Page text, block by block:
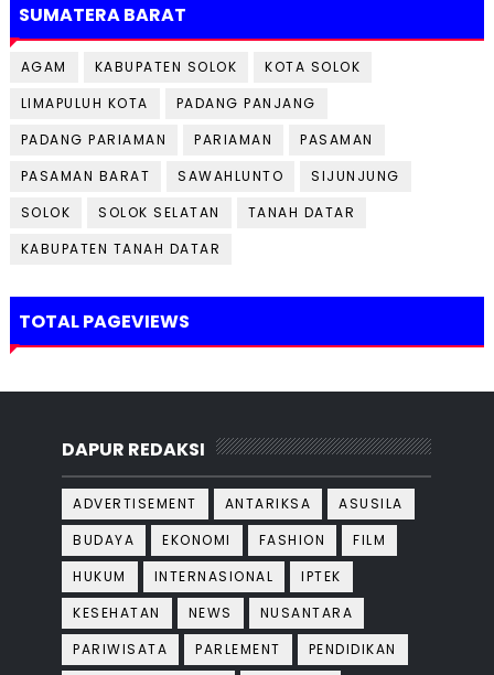
SUMATERA BARAT
AGAM KABUPATEN SOLOK
KOTA SOLOK
LIMAPULUH KOTA
PADANG PANJANG
PADANG PARIAMAN
PARIAMAN
PASAMAN
PASAMAN BARAT
SAWAHLUNTO
SIJUNJUNG
SOLOK
SOLOK SELATAN
TANAH DATAR
KABUPATEN TANAH DATAR
TOTAL PAGEVIEWS
DAPUR REDAKSI
ADVERTISEMENT ANTARIKSA
ASUSILA
BUDAYA
EKONOMI FASHION
FILM
HUKUM
INTERNASIONAL
IPTEK
KESEHATAN
NEWS
NUSANTARA
PARIWISATA
PARLEMENT
PENDIDIKAN